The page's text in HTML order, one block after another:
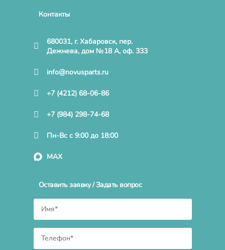
Контакты
680031, г. Хабаровск, пер.
Дежнева, дом №18 А, оф. 333
info@novusparts.ru
+7 (4212) 68-06-86
+7 (984) 298-74-68
Пн-Вс с 9:00 до 18:00
MAX
Оставить заявку / Задать вопрос